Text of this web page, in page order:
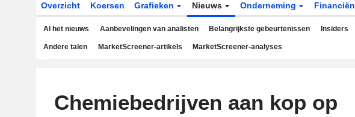
Overzicht Koersen Grafieken Nieuws Onderneming Financiën
Al het nieuws Aanbevelingen van analisten Belangrijkste gebeurtenissen Insiders
Andere talen MarketScreener-artikels MarketScreener-analyses
Chemiebedrijven aan kop op